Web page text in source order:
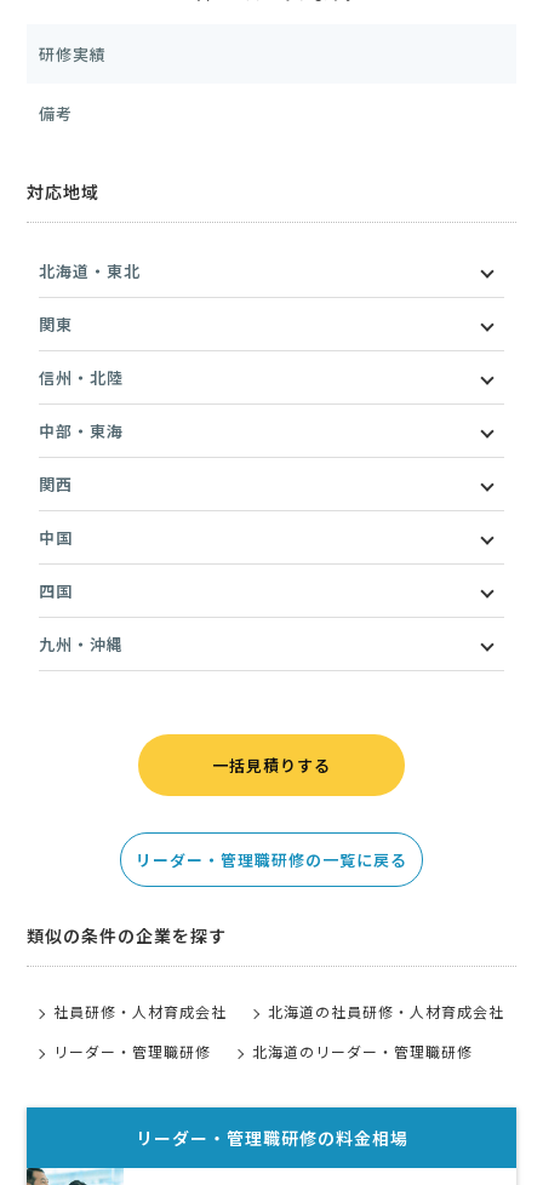
研修実績
備考
対応地域
北海道・東北
関東
信州・北陸
中部・東海
関西
中国
四国
九州・沖縄
一括見積りする
リーダー・管理職研修の一覧に戻る
類似の条件の企業を探す
社員研修・人材育成会社
北海道の社員研修・人材育成会社
リーダー・管理職研修
北海道のリーダー・管理職研修
リーダー・管理職研修の料金相場